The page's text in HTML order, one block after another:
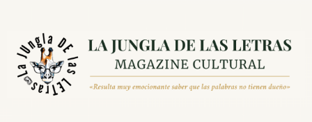
contenido